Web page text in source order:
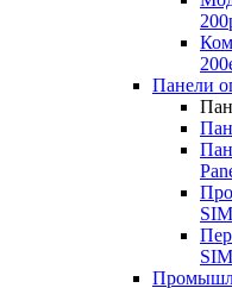
Панели